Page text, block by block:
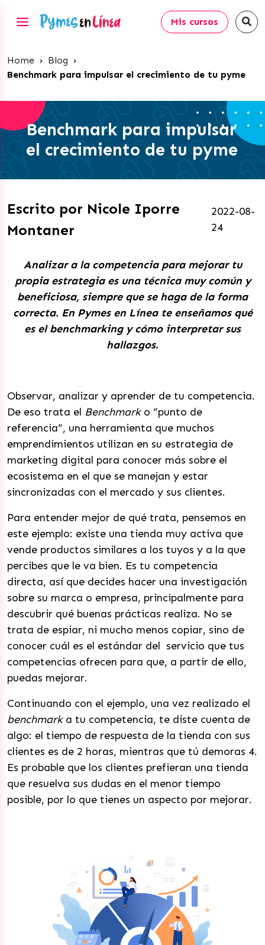
Mis cursos
Home › Blog ›
Benchmark para impulsar el crecimiento de tu pyme
Benchmark para impulsar
el crecimiento de tu pyme
Escrito por Nicole Iporre
Montaner
2022-08-
24
Analizar a la competencia para mejorar tu
propia estrategia es una técnica muy común y
beneficiosa, siempre que se haga de la forma
correcta. En Pymes en Línea te enseñamos qué
es el benchmarking y cómo interpretar sus
hallazgos.
Observar, analizar y aprender de tu competencia.
De eso trata el Benchmark o “punto de
referencia”, una herramienta que muchos
emprendimientos utilizan en su estrategia de
marketing digital para conocer más sobre el
ecosistema en el que se manejan y estar
sincronizadas con el mercado y sus clientes.
Para entender mejor de qué trata, pensemos en
este ejemplo: existe una tienda muy activa que
vende productos similares a los tuyos y a la que
percibes que le va bien. Es tu competencia
directa, así que decides hacer una investigación
sobre su marca o empresa, principalmente para
descubrir qué buenas prácticas realiza. No se
trata de espiar, ni mucho menos copiar, sino de
conocer cuál es el estándar del servicio que tus
competencias ofrecen para que, a partir de ello,
puedas mejorar.
Continuando con el ejemplo, una vez realizado el
benchmarka tu competencia, te diste cuenta de
algo: el tiempo de respuesta de la tienda con sus
clientes es de 2 horas, mientras que tú demoras 4.
Es probable que los clientes prefieran una tienda
que resuelva sus dudas en el menor tiempo
posible, por lo que tienes un aspecto por mejorar.